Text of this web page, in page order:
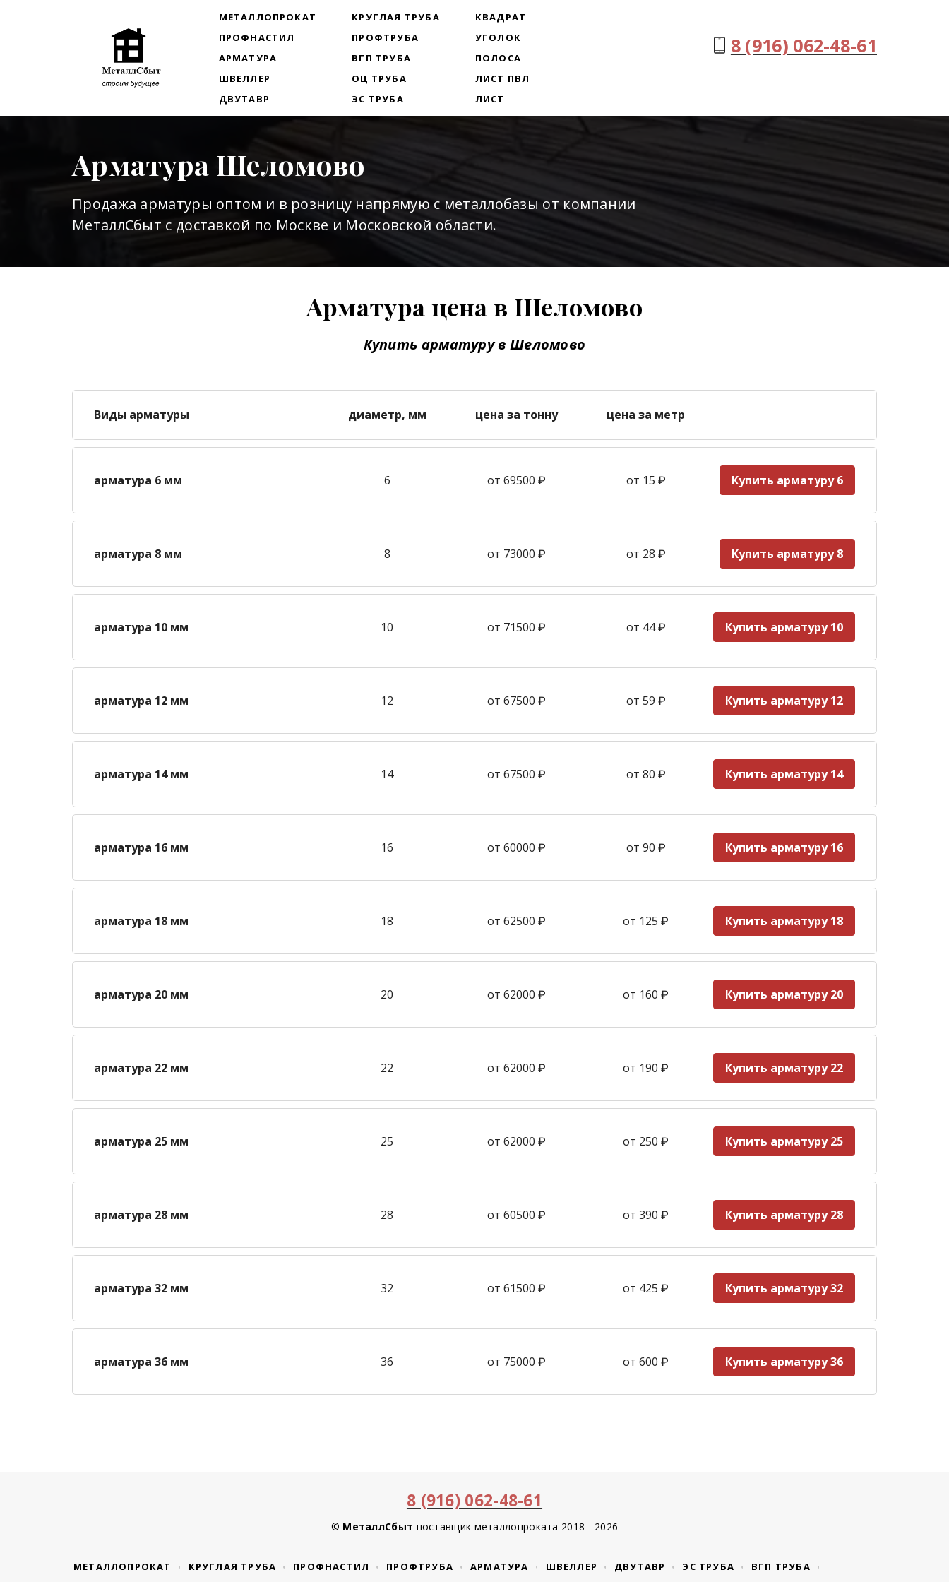
МЕТАЛЛОПРОКАТ
ПРОФНАСТИЛ
АРМАТУРА
ШВЕЛЛЕР
ДВУТАВР
КРУГЛАЯ ТРУБА
ПРОФТРУБА
ВГП ТРУБА
ОЦ ТРУБА
ЭС ТРУБА
КВАДРАТ
УГОЛОК
ПОЛОСА
ЛИСТ ПВЛ
ЛИСТ
8 (916) 062-48-61
Арматура Шеломово
Продажа арматуры оптом и в розницу напрямую с металлобазы от компании
МеталлСбыт с доставкой по Москве и Московской области.
Арматура цена в Шеломово
Купить арматуру в Шеломово
Виды арматуры диаметр, мм цена за тонну цена за метр
арматура 6 мм 6 от 69500 ₽ от 15 ₽ Купить арматуру 6
арматура 8 мм 8 от 73000 ₽ от 28 ₽ Купить арматуру 8
арматура 10 мм 10 от 71500 ₽ от 44₽ Купить арматуру 10
арматура 12 мм 12 от 67500 ₽ от 59 ₽ Купить арматуру 12
арматура 14 мм 14 от 67500 ₽ от 80 ₽ Купить арматуру 14
арматура 16 мм 16 от 60000 ₽ от 90 ₽ Купить арматуру 16
арматура 18 мм 18 от 62500 ₽ от 125 ₽ Купить арматуру 18
арматура 20 мм 20 от 62000 ₽ от 160₽ Купить арматуру 20
арматура 22 мм 22 от 62000 ₽ от 190 ₽ Купить арматуру 22
арматура 25 мм 25 от 62000 ₽ от 250₽ Купить арматуру 25
арматура 28 мм 28 от 60500 ₽ от 390₽ Купить арматуру 28
арматура 32 мм 32 от 61500 ₽ от 425 ₽ Купить арматуру 32
арматура 36 мм 36 от 75000 ₽ от 600 ₽ Купить арматуру 36
8 (916) 062-48-61
© МеталлСбыт поставщик металлопроката 2018 - 2026
МЕТАЛЛОПРОКАТ КРУГЛАЯ ТРУБА ПРОФНАСТИЛ ПРОФТРУБА АРМАТУРА ШВЕЛЛЕР ДВУТАВР ЭС ТРУБА
ВГП ТРУБА